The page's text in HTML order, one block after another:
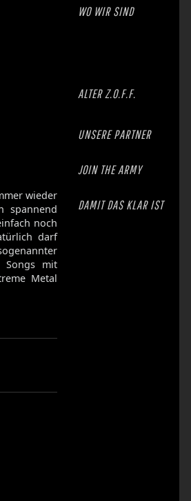
wieder
spannend
noch
darf
Songs mit
Metal
WO WIR SIND
ALTER Z.O.F.F.
UNSERE PARTNER
JOIN THE ARMY
DAMIT DAS KLAR IST